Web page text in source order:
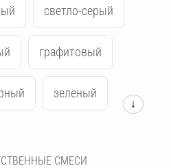
светло-серый
графитовый
зеленый
↓
СМЕСИ